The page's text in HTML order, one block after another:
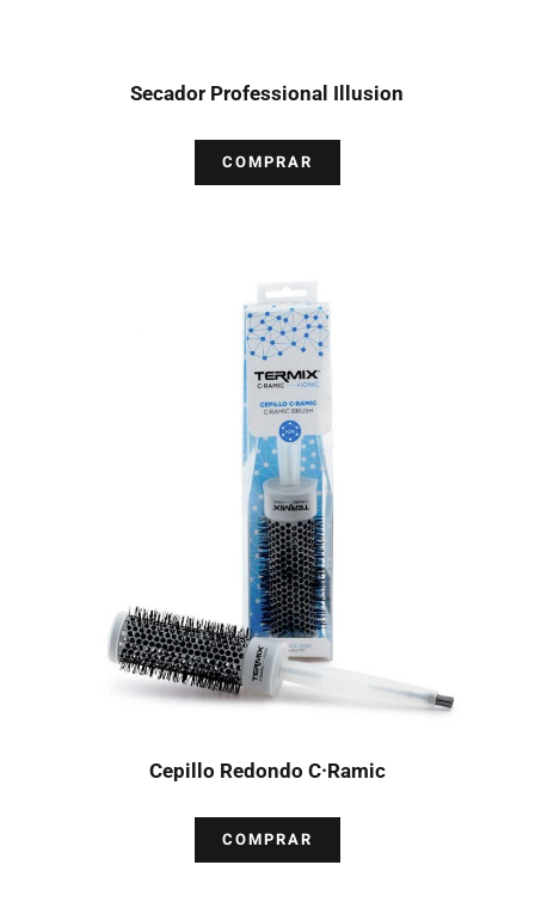
Secador Professional Illusion
COMPRAR
Cepillo Redondo C·Ramic
COMPRAR